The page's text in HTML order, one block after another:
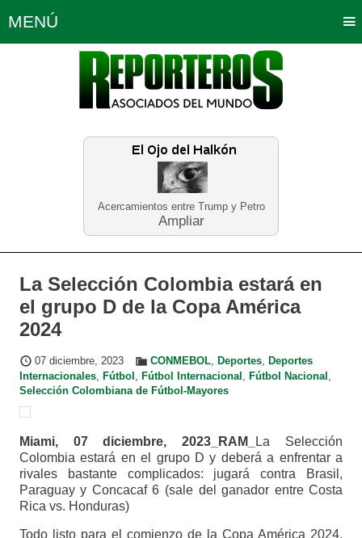
Acercamientos entre Trump y Petro
Ampliar
MENÚ
Política Opinión Bogotá
Planeta Tierra Deportes
Educación Neira
La Selección Colombia estará en
el grupo D de la Copa América
2024
07 diciembre, 2023 CONMEBOL, Deportes, Deportes
Internacionales, Fútbol , Fútbol Internacional , Fútbol Nacional ,
Selección Colombiana de Fútbol-Mayores
Miami, 07 diciembre, 2023_RAM_
La Selección
Colombia estará en el grupo D y deberá a enfrentar a
rivales bastante complicados: jugará contra Brasil,
Paraguay y Concacaf 6 (sale del ganador entre Costa
Rica vs. Honduras)
Todo listo para el comienzo de la Copa América 2024,